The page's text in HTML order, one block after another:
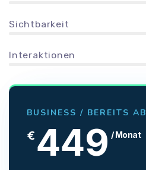
Sichtbarkeit
Interaktionen
BUSINESS / BEREITS AB
€ 449 / Monat